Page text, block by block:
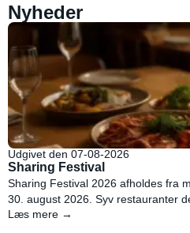
Nyheder
Udgivet den 07-08-2026
Sharing Festival
Sharing Festival 2026 afholdes fra
30. august 2026. Syv restauranter
Læs mere →